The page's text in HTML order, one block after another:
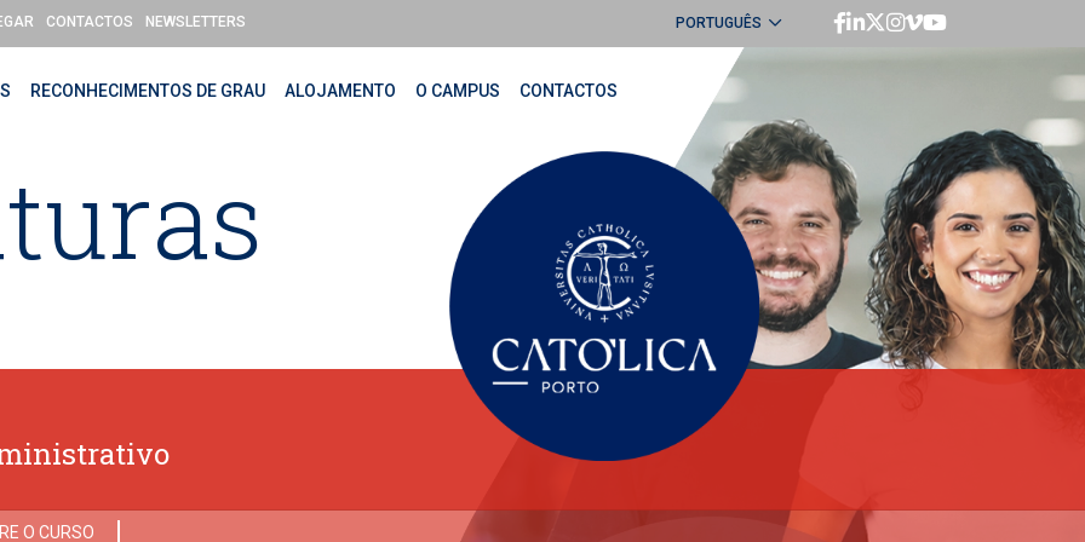
CONTACTOS NEWSLETTERS PORTUGUÊS
ENGLISH
RECONHECIMENTOS DE GRAU ALOJAMENTO O CAMPUS CONTACTOS
O CURSO